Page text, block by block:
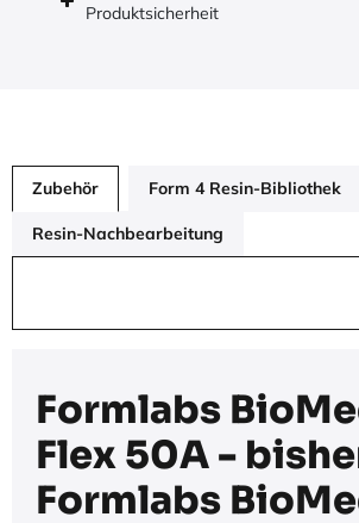
Produktsicherheit
Zubehör Form 4 Resin-Bibliothek
Resin-Nachbearbeitung
Formlabs
Flex 50A -
Formlabs